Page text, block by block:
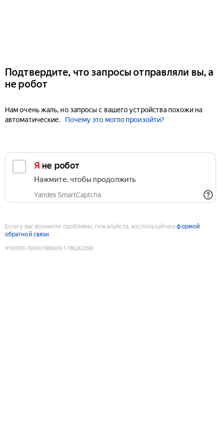
Подтвердите, что запросы отправляли вы, а
не робот
Нам очень жаль, но запросы с вашего устройства похожи на
автоматические.
Почему это могло произойти?
Я не робот
Нажмите, чтобы продолжить
Yandex SmartCaptcha
Если у вас возникли проблемы, пожалуйста, воспользуйтесьформой
обратной связи
9193555760041980609:1786262098